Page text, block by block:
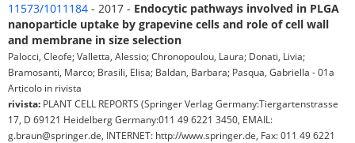
11573/1011184 - 2017 - Endocytic pathways involved in PLGA
nanoparticle uptake by grapevine cells and role of cell wall
and membrane in size selection
Palocci, Cleofe; Valletta, Alessio; Chronopoulou, Laura; Donati, Livia;
Bramosanti, Marco; Brasili, Elisa; Baldan, Barbara; Pasqua, Gabriella - 01a
Articolo in rivista
rivista: PLANT CELL REPORTS (Springer Verlag Germany:Tiergartenstrasse
17, D 69121 Heidelberg Germany:011 49 6221 3450, EMAIL:
g.braun@springer.de, INTERNET: http://www.springer.de, Fax: 011 49 6221